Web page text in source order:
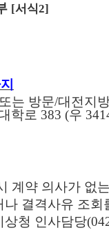
[서식2]
는 방문/대전지
학로 383 (우
계약 의사가 없
결격사유 조
상청 인사담당